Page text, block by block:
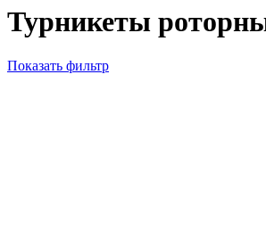
Турникеты
Показать фильтр